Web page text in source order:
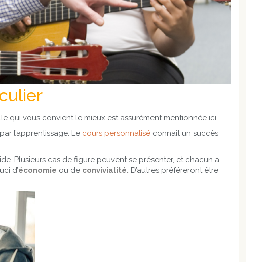
qui vous convient le mieux est assurément mentionnée ici.
l’apprentissage. Le cours personnalisé connait un succès
Plusieurs cas de figure peuvent se présenter, et chacun a
d’économie ou de convivialité. D’autres préféreront être